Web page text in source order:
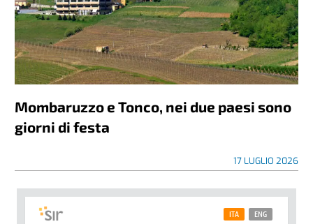
Mombaruzzo e Tonco, nei due paesi sono
giorni di festa
17 LUGLIO 2026